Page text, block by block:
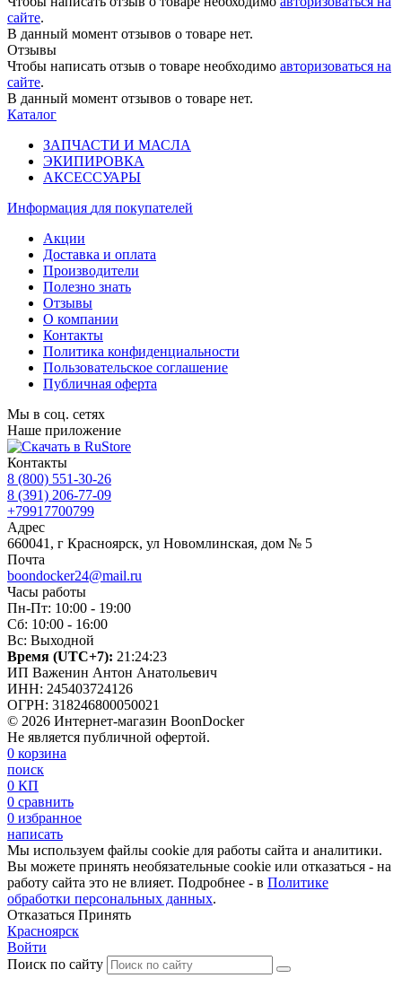
сайте.
В данный момент отзывов о товаре нет.
Отзывы
Чтобы написать отзыв о товаре необходимо авторизоваться на
сайте.
В данный момент отзывов о товаре нет.
Каталог
ЗАПЧАСТИ И МАСЛА
ЭКИПИРОВКА
АКСЕССУАРЫ
Информация для покупателей
Акции
Доставка и оплата
Производители
Полезно знать
Отзывы
О компании
Контакты
Политика конфиденциальности
Пользовательское соглашение
Публичная оферта
Мы в соц. сетях
Наше приложение
Контакты
8 (800) 551-30-26
8 (391) 206-77-09
+79917700799
Адрес
660041, г Красноярск, ул Новомлинская, дом № 5
Почта
boondocker24@mail.ru
Часы работы
Пн-Пт: 10:00 - 19:00
Сб: 10:00 - 16:00
Вс: Выходной
Время (UTC+7): 21:24:24
ИП Важенин Антон Анатольевич
ИНН: 245403724126
ОГРН: 318246800050021
© 2026 Интернет-магазин BoonDocker
Не является публичной офертой.
0 корзина
поиск
0 КП
0 сравнить
0 избранное
написать
Мы используем файлы cookie для работы сайта и аналитики.
Вы можете принять необязательные cookie или отказаться - на
работу сайта это не влияет. Подробнее - в Политике
обработки персональных данных.
Отказаться Принять
Красноярск
Войти
Поиск по сайту